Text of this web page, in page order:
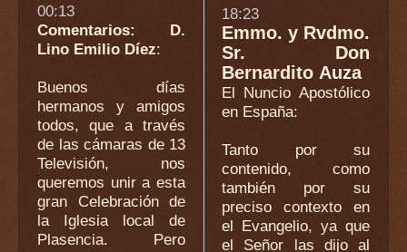
00:13
Comentarios: D.
Lino Emilio Díez:
Buenos días
hermanos y amigos
todos, que a través
de las cámaras de 13
Televisión, nos
queremos unir a esta
gran Celebración de
la Iglesia local de
Plasencia. Pero
18:23
Emmo. y Rvdmo.
Sr. Don
Bernardito Auza
El Nuncio Apostólico
en España:
Tanto por su
contenido, como
también por su
preciso contexto en
el Evangelio, ya que
el Señor las dijo al